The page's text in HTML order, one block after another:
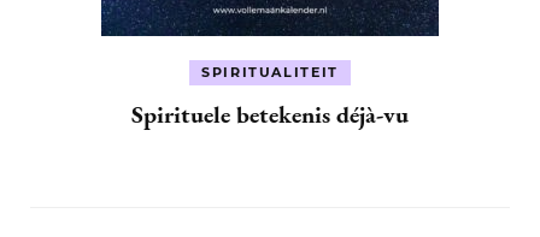
SPIRITUALITEIT
Spirituele betekenis déjà-vu